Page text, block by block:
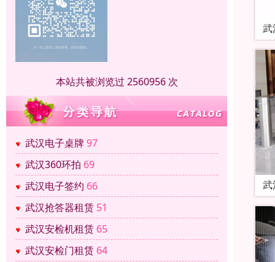
本站共被浏览过 2560956 次
武汉电子桌牌97
武汉360环拍 69
武汉电子签约 66
武汉抢答器租赁 51
武汉安检机租赁 65
武汉安检门租赁 64
武
武